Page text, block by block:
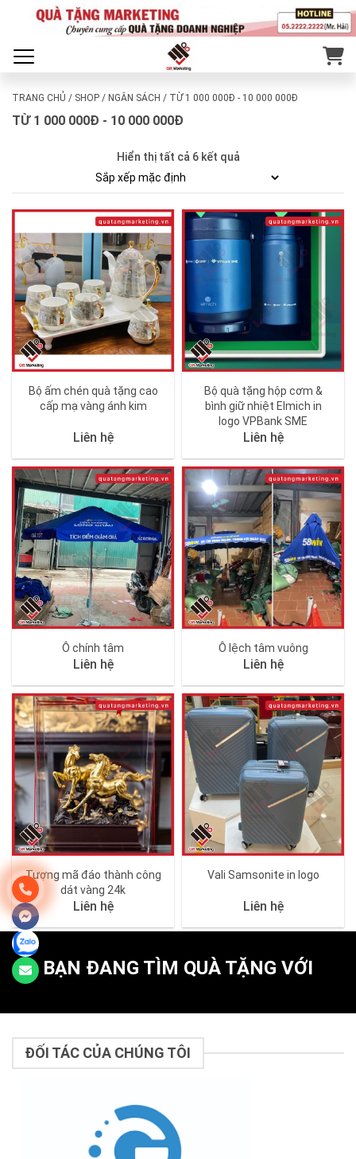
TRANG CHỦ / SHOP / NGÂN SÁCH / TỪ 1 000 000Đ - 10 000 000Đ
TỪ 1 000 000Đ - 10 000 000Đ
Hiển thị tất cả 6 kết quả
Bộ ấm chén quà tặng cao
cấp mạ vàng ánh kim
Liên hệ
Bộ quà tặng hộp cơm &
bình giữ nhiệt Elmich in
logo VPBank SME
Liên hệ
Ô chính tâm
Liên hệ
Ô lệch tâm vuông
Liên hệ
Tượng mã đáo thành công
dát vàng 24k
Liên hệ
Vali Samsonite in logo
Liên hệ
BẠN ĐANG TÌM QUÀ TẶNG VỚI
ĐỐI TÁC CỦA CHÚNG TÔI